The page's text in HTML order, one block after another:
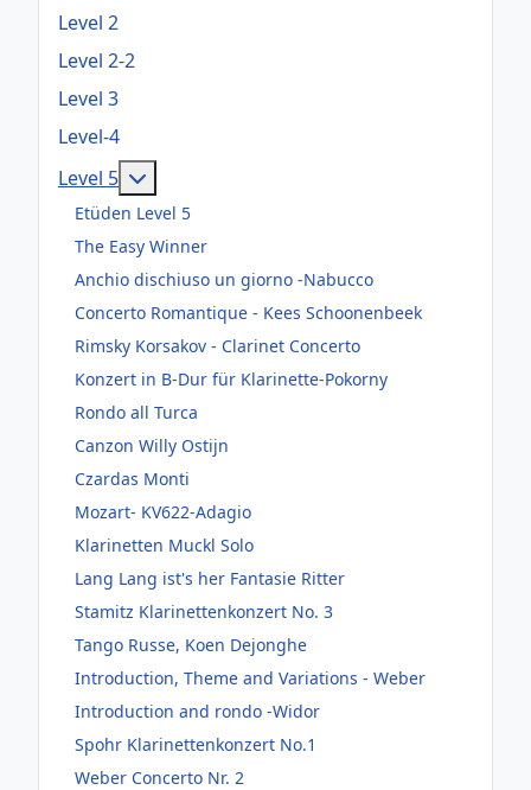
Level 2
Level 2-2
Level 3
Level-4
Level 5
Etüden Level 5
The Easy Winner
Anchio dischiuso un giorno -Nabucco
Concerto Romantique - Kees Schoonenbeek
Rimsky Korsakov - Clarinet Concerto
Konzert in B-Dur für Klarinette-Pokorny
Rondo all Turca
Canzon Willy Ostijn
Czardas Monti
Mozart- KV622-Adagio
Klarinetten Muckl Solo
Lang Lang ist's her Fantasie Ritter
Stamitz Klarinettenkonzert No. 3
Tango Russe, Koen Dejonghe
Introduction, Theme and Variations - Weber
Introduction and rondo -Widor
Spohr Klarinettenkonzert No.1
Weber Concerto Nr. 2